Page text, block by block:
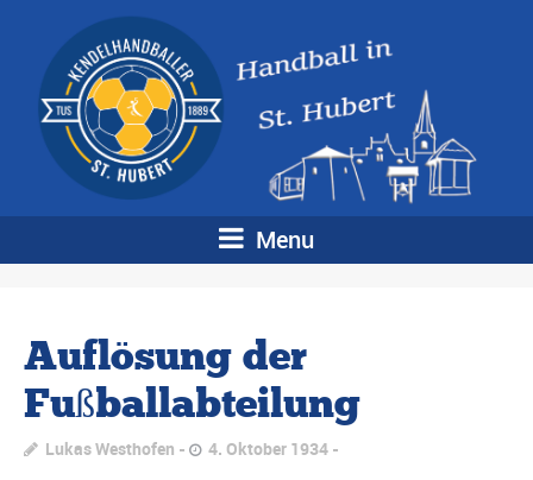
Menu
Auflösung der
Fußballabteilung
Lukas Westhofen 4. Oktober 1934